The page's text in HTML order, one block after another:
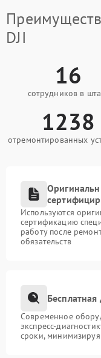
DJI
16
сотрудников в
1238
отремонтированных
Используются
сертификацию
работу после
обязательств
Современное
экспресс-
сроки,